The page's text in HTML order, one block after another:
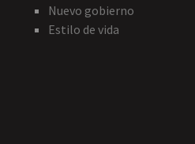
Nuevo gobierno
Estilo de vida